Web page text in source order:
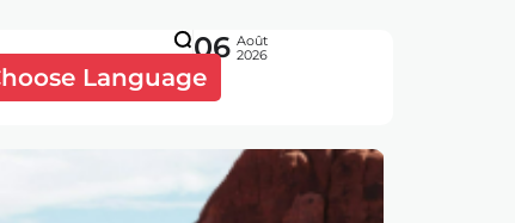
Language
06 Août
2026